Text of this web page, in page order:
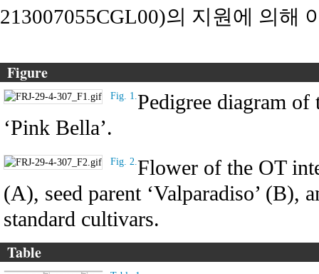
213007055CGL00)의 지원에 의해
Figure
Fig. 1.Pedigree diagram
‘Pink Bella’.
Fig. 2.Flower of the OT
(A), seed parent ‘Valparadiso’ (B),
standard cultivars.
Table